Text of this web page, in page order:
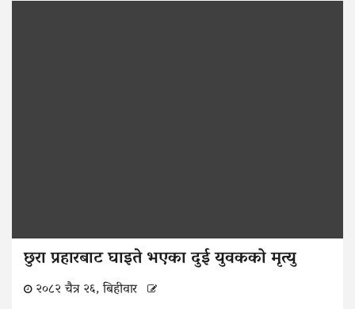
छुरा प्रहारबाट घाइते भएका दुई युवकको मृत्यु
२०८२ चैत्र २६, बिहीवार